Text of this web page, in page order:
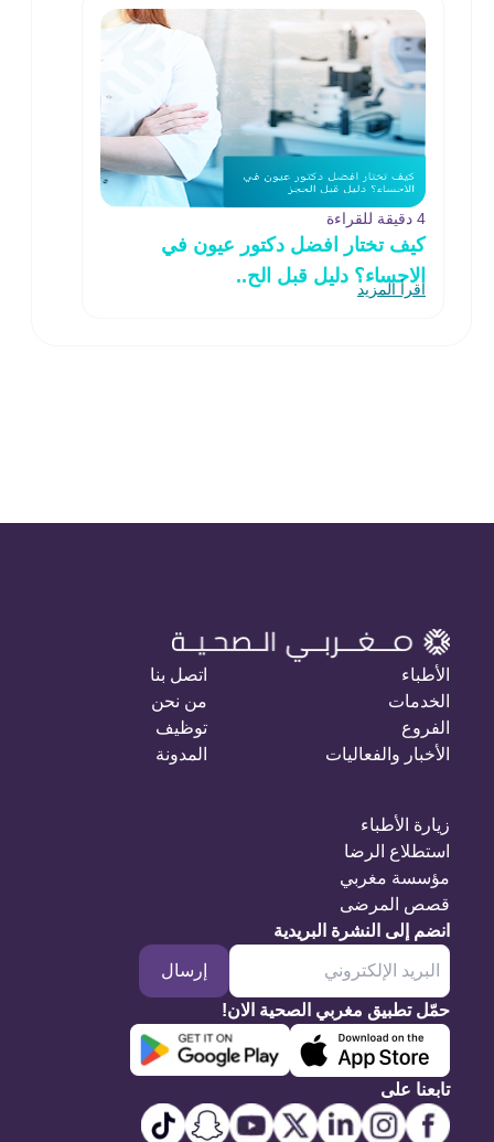
4 دقيقة للقراءة
كيف تختار افضل دكتور عيون في
الاحساء؟ دليل قبل الح..
اقرأ المزيد
الأطباء
الخدمات
الفروع
الأخبار والفعاليات
اتصل بنا
من نحن
توظيف
المدونة
زيارة الأطباء
استطلاع الرضا
مؤسسة مغربي
قصص المرضى
انضم إلى النشرة البريدية
إرسال
حمّل تطبيق مغربي الصحية الان!
تابعنا على